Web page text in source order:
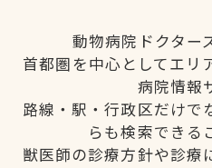
動物病院ドクター
首都圏を中心としてエリ
病院情報
路線・駅・行政区だけで
らも検索できる
獣医師の診療方針や診療